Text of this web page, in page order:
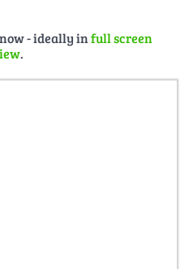
- ideally infull screen
.